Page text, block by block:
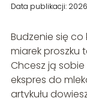
Data publikacji:
Budzenie się
miarek proszku
Chcesz ją sobie
ekspres do
artykułu